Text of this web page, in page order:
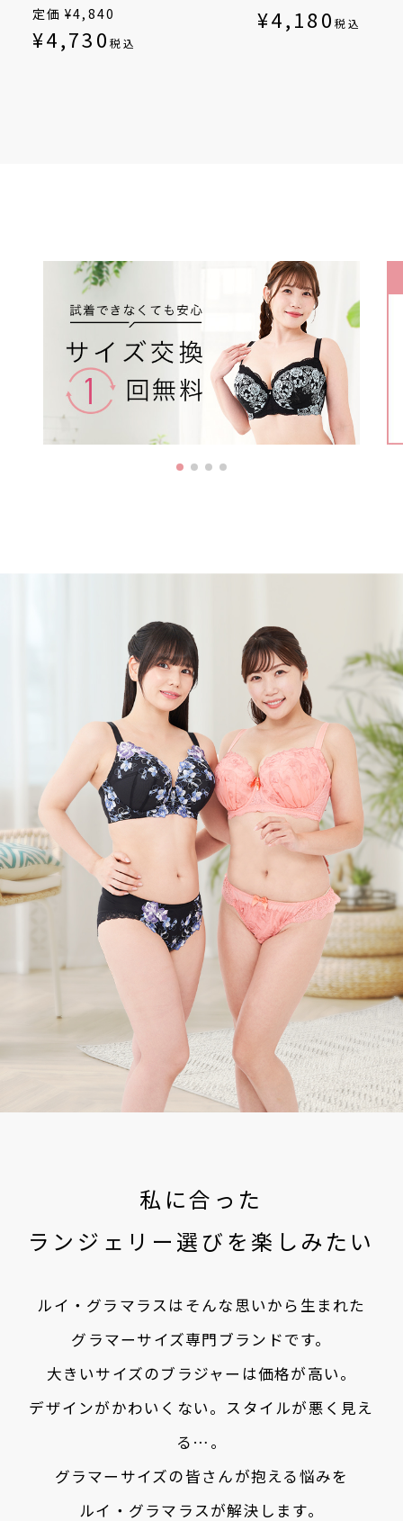
げ（SP-552）
定価 ¥4,840
¥4,730 税込
（SP-542）
¥4,180 税込
私に合った
ランジェリー選びを楽しみたい
ルイ・グラマラスはそんな思いから生まれた
グラマーサイズ専門ブランドです。
大きいサイズのブラジャーは価格が高い。
デザインがかわいくない。スタイルが悪く見え
る…。
グラマーサイズの皆さんが抱える悩みを
ルイ・グラマラスが解決します。